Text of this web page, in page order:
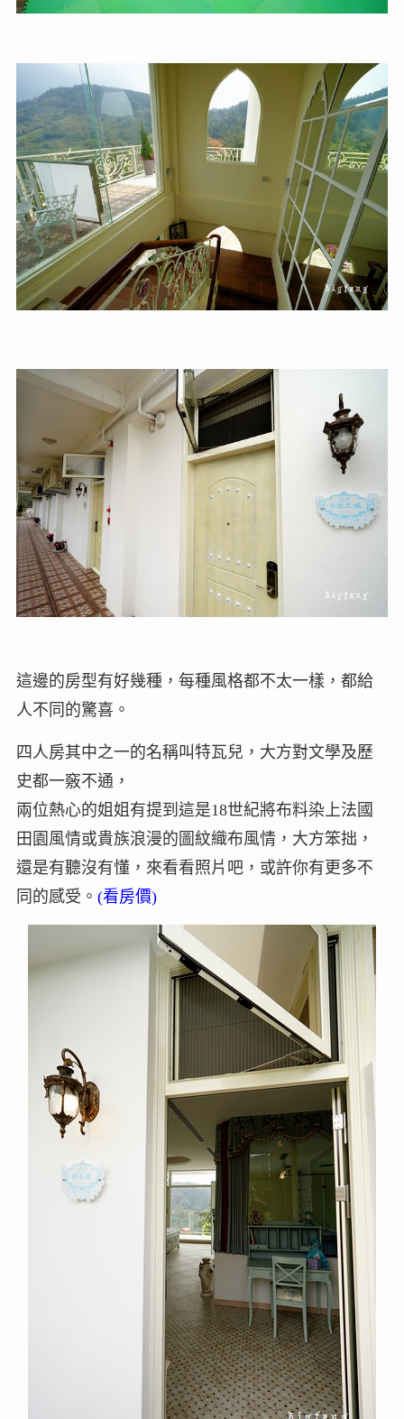
這邊的房型有好幾種，每種風格都不太一樣，都給
人不同的驚喜。
四人房其中之一的名稱叫特瓦兒，大方對文學及歷
史都一竅不通，
兩位熱心的姐姐有提到這是18世紀將布料染上法國
田園風情或貴族浪漫的圖紋織布風情，大方笨拙，
還是有聽沒有懂，來看看照片吧，或許你有更多不
同的感受。 (看房價)